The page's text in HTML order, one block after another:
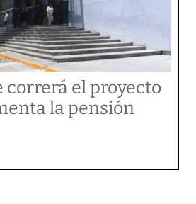
correrá el proyecto
la pensión